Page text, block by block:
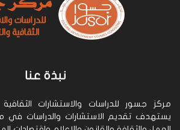
نبذة عنا
مركز جسور للدراسات والاستشارات
يستهدف تقديم الاستشارات والدراسات في